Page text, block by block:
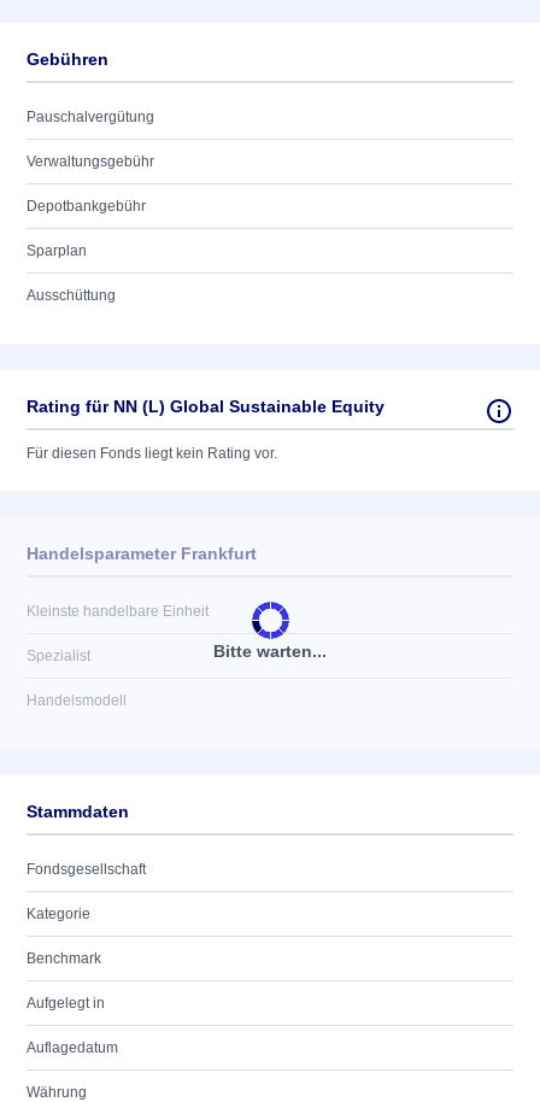
Gebühren
Pauschalvergütung
Verwaltungsgebühr
Depotbankgebühr
Sparplan
Ausschüttung
Rating für NN (L) Global Sustainable Equity
Für diesen Fonds liegt kein Rating vor.
Bitte warten...
Handelsparameter Frankfurt
Kleinste handelbare Einheit
Spezialist
Handelsmodell
Stammdaten
Fondsgesellschaft
Kategorie
Benchmark
Aufgelegt in
Auflagedatum
Währung